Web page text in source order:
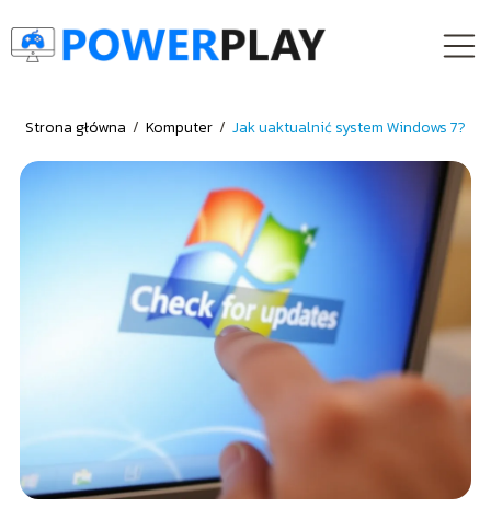
Strona główna / Komputer / Jak uaktualnić system Windows 7?